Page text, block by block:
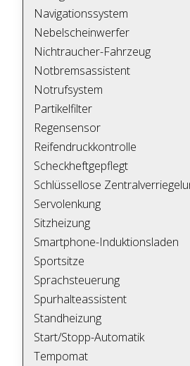
Navigationssystem
Nebelscheinwerfer
Nichtraucher-Fahrzeug
Notbremsassistent
Notrufsystem
Partikelfilter
Regensensor
Reifendruckkontrolle
Scheckheftgepflegt
Schlüssellose
Servolenkung
Sitzheizung
Smartphone-Induktionsladen
Sportsitze
Sprachsteuerung
Spurhalteassistent
Standheizung
Start/Stopp-Automatik
Tempomat